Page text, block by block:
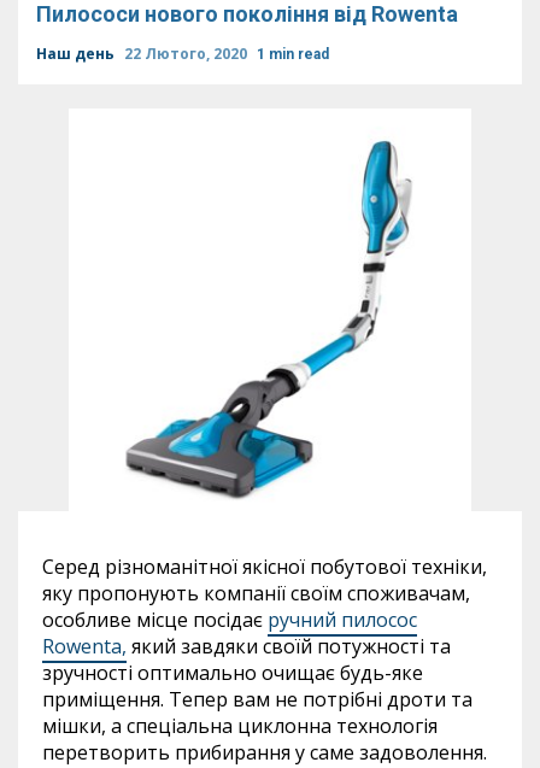
Пилососи нового покоління від Rowenta
Наш день 22 Лютого, 2020 1 min read
Серед різноманітної якісної побутової техніки,
яку пропонують компанії своїм споживачам,
особливе місце посідає ручний пилосос
Rowenta, який завдяки своїй потужності та
зручності оптимально очищає будь-яке
приміщення. Тепер вам не потрібні дроти та
мішки, а спеціальна циклонна технологія
перетворить прибирання у саме задоволення.